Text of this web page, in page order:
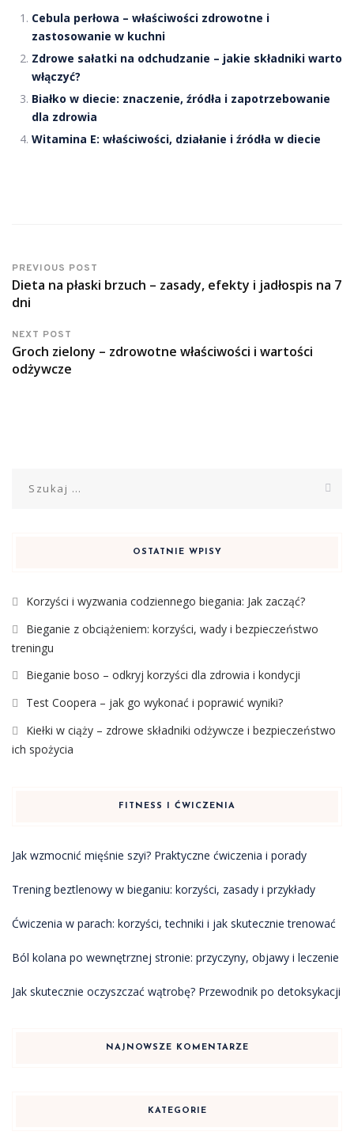
Cebula perłowa – właściwości zdrowotne i
zastosowanie w kuchni
Zdrowe sałatki na odchudzanie – jakie składniki warto
włączyć?
Białko w diecie: znaczenie, źródła i zapotrzebowanie
dla zdrowia
Witamina E: właściwości, działanie i źródła w diecie
PREVIOUS POST
Dieta na płaski brzuch – zasady, efekty i jadłospis na 7
dni
NEXT POST
Groch zielony – zdrowotne właściwości i wartości
odżywcze
OSTATNIE WPISY
Korzyści i wyzwania codziennego biegania: Jak zacząć?
Bieganie z obciążeniem: korzyści, wady i bezpieczeństwo
treningu
Bieganie boso – odkryj korzyści dla zdrowia i kondycji
Test Coopera – jak go wykonać i poprawić wyniki?
Kiełki w ciąży – zdrowe składniki odżywcze i bezpieczeństwo
ich spożycia
FITNESS I ĆWICZENIA
Jak wzmocnić mięśnie szyi? Praktyczne ćwiczenia i porady
Trening beztlenowy w bieganiu: korzyści, zasady i przykłady
Ćwiczenia w parach: korzyści, techniki i jak skutecznie trenować
Ból kolana po wewnętrznej stronie: przyczyny, objawy i leczenie
Jak skutecznie oczyszczać wątrobę? Przewodnik po detoksykacji
NAJNOWSZE KOMENTARZE
KATEGORIE